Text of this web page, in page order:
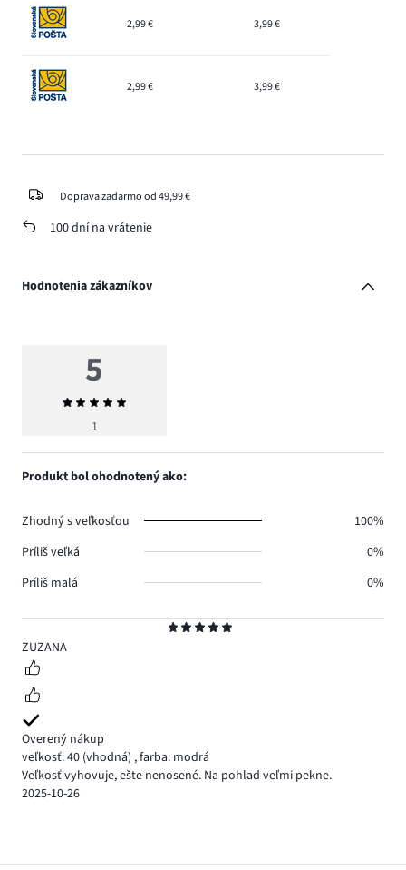
2,99 € 3,99 €
2,99 € 3,99 €
Doprava zadarmo od 49,99 €
100 dní na vrátenie
Hodnotenia zákazníkov
5
ZUZANA
Overený nákup
veľkosť: 40 (vhodná) ,farba: modrá
Veľkosť vyhovuje, ešte nenosené. Na pohľad veľmi pekne.
2025-10-26
5
Priemerné
hodnotenie
1
Produkt bol ohodnotený ako:
Zhodný s veľkosťou
100%
Príliš veľká
0%
Príliš malá
0%